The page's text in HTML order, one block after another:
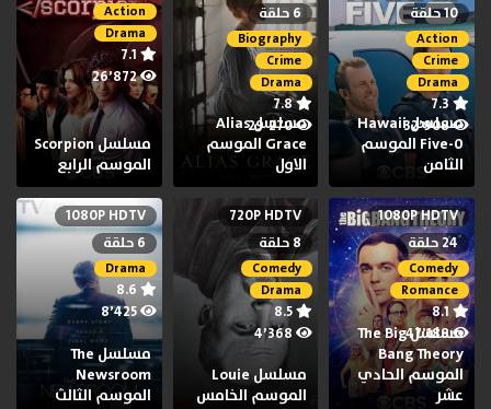
10 حلقة
Action
Crime
Drama
7.3
32٬908
مسلسل Hawaii
Five-0 الموسم
الثامن
6 حلقة
Biography
Crime
Drama
7.8
29٬270
مسلسل Alias
Grace الموسم
الاول
Action
Drama
26٬872
مسلسل Scorpion
الموسم الرابع
1080P HDTV
24 حلقة
Comedy
Romance
8.1
47٬188
مسلسل The Big
Bang Theory
الموسم الحادي
عشر
720P HDTV
8 حلقة
Comedy
Drama
8.5
4٬368
مسلسل Louie
الموسم الخامس
1080P HDTV
6 حلقة
Drama
8٬425
مسلسل The
Newsroom
الموسم الثالث